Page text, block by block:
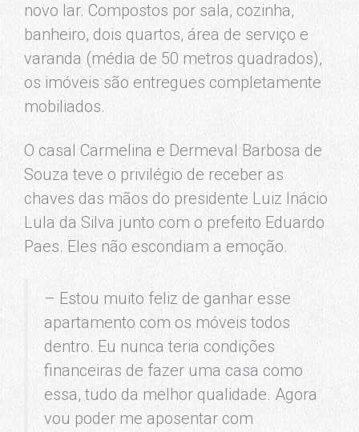
novo lar. Compostos por sala, cozinha,
banheiro, dois quartos, área de serviço e
varanda (média de 50 metros quadrados),
os imóveis são entregues completamente
mobiliados.
O casal Carmelina e Dermeval Barbosa de
Souza teve o privilégio de receber as
chaves das mãos do presidente Luiz Inácio
Lula da Silva junto com o prefeito Eduardo
Paes. Eles não escondiam a emoção.
– Estou muito feliz de ganhar esse
apartamento com os móveis todos
dentro. Eu nunca teria condições
financeiras de fazer uma casa como
essa, tudo da melhor qualidade. Agora
vou poder me aposentar com